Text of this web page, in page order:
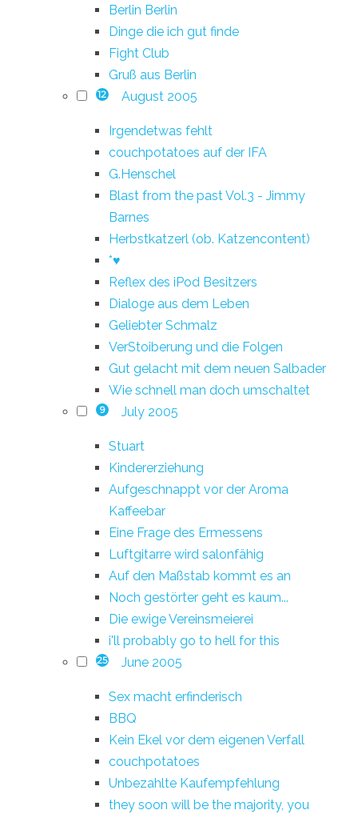
Berlin Berlin
Dinge die ich gut finde
Fight Club
Gruß aus Berlin
12 August 2005
Irgendetwas fehlt
couchpotatoes auf der IFA
G.Henschel
Blast from the past Vol.3 - Jimmy
Barnes
Herbstkatzerl (ob. Katzencontent)
*♥
Reflex des iPod Besitzers
Dialoge aus dem Leben
Geliebter Schmalz
VerStoiberung und die Folgen
Gut gelacht mit dem neuen Salbader
Wie schnell man doch umschaltet
9 July 2005
Stuart
Kindererziehung
Aufgeschnappt vor der Aroma
Kaffeebar
Eine Frage des Ermessens
Luftgitarre wird salonfähig
Auf den Maßstab kommt es an
Noch gestörter geht es kaum...
Die ewige Vereinsmeierei
i'll probably go to hell for this
25 June 2005
Sex macht erfinderisch
BBQ
Kein Ekel vor dem eigenen Verfall
couchpotatoes
Unbezahlte Kaufempfehlung
they soon will be the majority, you